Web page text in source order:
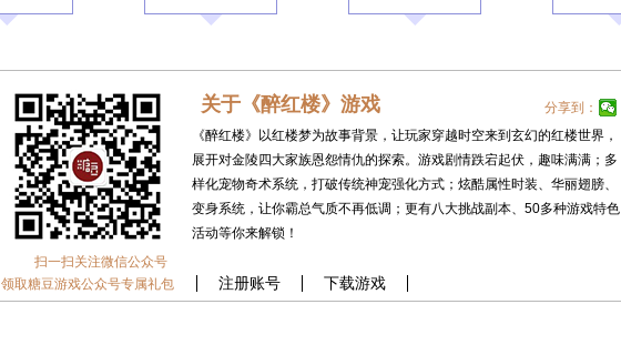
扫一扫关注微信公众号
领取糖豆游戏公众号专属礼包
关于《醉红楼》游戏
注册账号 下载游戏
《醉红楼》以红楼梦为故事背景，让玩家穿越时空来到玄幻的红楼世界，
展开对金陵四大家族恩怨情仇的探索。游戏剧情跌宕起伏，趣味满满；多
样化宠物奇术系统，打破传统神宠强化方式；炫酷属性时装、华丽翅膀、
变身系统，让你霸总气质不再低调；更有八大挑战副本、50多种游戏特色
活动等你来解锁！
分享到：